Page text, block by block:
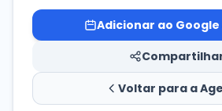
Adicionar ao
Voltar para a